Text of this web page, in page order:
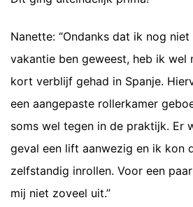
Nanette: “Ondanks dat ik nog
vakantie ben geweest, heb ik wel
kort verblijf gehad in Spanje.
een aangepaste rollerkamer
soms wel tegen in de praktijk. Er
geval een lift aanwezig en ik kon
zelfstandig inrollen. Voor een
mij niet zoveel uit.”